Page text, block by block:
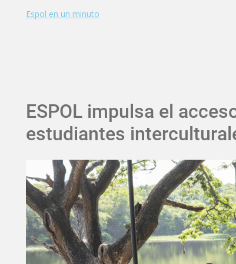
Espol en un minuto
ESPOL impulsa el
estudiantes